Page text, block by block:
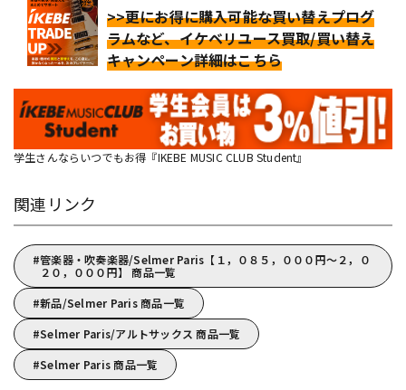
>>更にお得に購入可能な買い替えプログ
ラムなど、イケベリユース買取/買い替え
キャンペーン詳細はこちら
学生さんならいつでもお得『IKEBE MUSIC CLUB Student』
関連リンク
管楽器・吹奏楽器/Selmer Paris【１，０８５，０００円～２，０
２０，０００円】 商品一覧
新品/Selmer Paris 商品一覧
Selmer Paris/アルトサックス 商品一覧
Selmer Paris 商品一覧